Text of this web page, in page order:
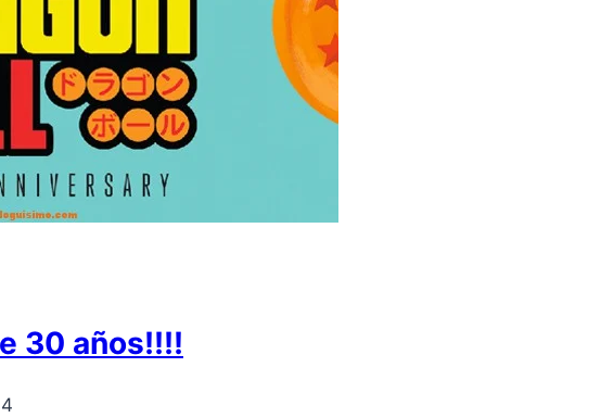
30 años!!!!